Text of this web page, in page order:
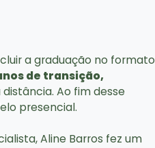
a graduação no formato
de transição,
Ao fim desse
presencial.
Aline Barros fez um